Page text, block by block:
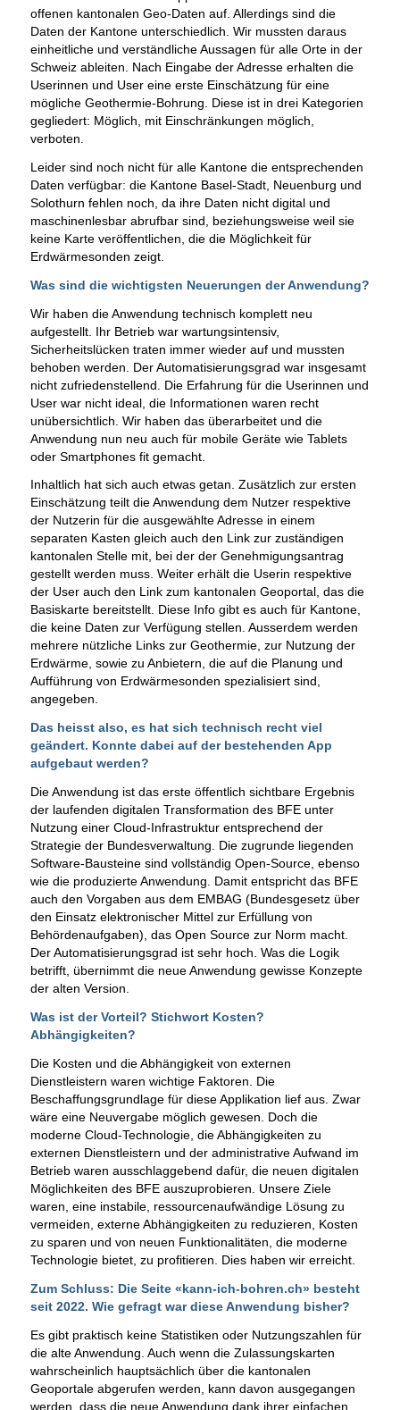
offenen kantonalen Geo-Daten auf. Allerdings sind die
Daten der Kantone unterschiedlich. Wir mussten daraus
einheitliche und verständliche Aussagen für alle Orte in der
Schweiz ableiten. Nach Eingabe der Adresse erhalten die
Userinnen und User eine erste Einschätzung für eine
mögliche Geothermie-Bohrung. Diese ist in drei Kategorien
gegliedert: Möglich, mit Einschränkungen möglich,
verboten.
Leider sind noch nicht für alle Kantone die entsprechenden
Daten verfügbar: die Kantone Basel-Stadt, Neuenburg und
Solothurn fehlen noch, da ihre Daten nicht digital und
maschinenlesbar abrufbar sind, beziehungsweise weil sie
keine Karte veröffentlichen, die die Möglichkeit für
Erdwärmesonden zeigt.
Was sind die wichtigsten Neuerungen der Anwendung?
Wir haben die Anwendung technisch komplett neu
aufgestellt. Ihr Betrieb war wartungsintensiv,
Sicherheitslücken traten immer wieder auf und mussten
behoben werden. Der Automatisierungsgrad war insgesamt
nicht zufriedenstellend. Die Erfahrung für die Userinnen und
User war nicht ideal, die Informationen waren recht
unübersichtlich. Wir haben das überarbeitet und die
Anwendung nun neu auch für mobile Geräte wie Tablets
oder Smartphones fit gemacht.
Inhaltlich hat sich auch etwas getan. Zusätzlich zur ersten
Einschätzung teilt die Anwendung dem Nutzer respektive
der Nutzerin für die ausgewählte Adresse in einem
separaten Kasten gleich auch den Link zur zuständigen
kantonalen Stelle mit, bei der der Genehmigungsantrag
gestellt werden muss. Weiter erhält die Userin respektive
der User auch den Link zum kantonalen Geoportal, das die
Basiskarte bereitstellt. Diese Info gibt es auch für Kantone,
die keine Daten zur Verfügung stellen. Ausserdem werden
mehrere nützliche Links zur Geothermie, zur Nutzung der
Erdwärme, sowie zu Anbietern, die auf die Planung und
Aufführung von Erdwärmesonden spezialisiert sind,
angegeben.
Das heisst also, es hat sich technisch recht viel
geändert. Konnte dabei auf der bestehenden App
aufgebaut werden?
Die Anwendung ist das erste öffentlich sichtbare Ergebnis
der laufenden digitalen Transformation des BFE unter
Nutzung einer Cloud-Infrastruktur entsprechend der
Strategie der Bundesverwaltung. Die zugrunde liegenden
Software-Bausteine sind vollständig Open-Source, ebenso
wie die produzierte Anwendung. Damit entspricht das BFE
auch den Vorgaben aus dem EMBAG (Bundesgesetz über
den Einsatz elektronischer Mittel zur Erfüllung von
Behördenaufgaben), das Open Source zur Norm macht.
Der Automatisierungsgrad ist sehr hoch. Was die Logik
betrifft, übernimmt die neue Anwendung gewisse Konzepte
der alten Version.
Was ist der Vorteil? Stichwort Kosten?
Abhängigkeiten?
Die Kosten und die Abhängigkeit von externen
Dienstleistern waren wichtige Faktoren. Die
Beschaffungsgrundlage für diese Applikation lief aus. Zwar
wäre eine Neuvergabe möglich gewesen. Doch die
moderne Cloud-Technologie, die Abhängigkeiten zu
externen Dienstleistern und der administrative Aufwand im
Betrieb waren ausschlaggebend dafür, die neuen digitalen
Möglichkeiten des BFE auszuprobieren. Unsere Ziele
waren, eine instabile, ressourcenaufwändige Lösung zu
vermeiden, externe Abhängigkeiten zu reduzieren, Kosten
zu sparen und von neuen Funktionalitäten, die moderne
Technologie bietet, zu profitieren. Dies haben wir erreicht.
Zum Schluss: Die Seite «kann-ich-bohren.ch» besteht
seit 2022. Wie gefragt war diese Anwendung bisher?
Es gibt praktisch keine Statistiken oder Nutzungszahlen für
die alte Anwendung. Auch wenn die Zulassungskarten
wahrscheinlich hauptsächlich über die kantonalen
Geoportale abgerufen werden, kann davon ausgegangen
werden, dass die neue Anwendung dank ihrer einfachen